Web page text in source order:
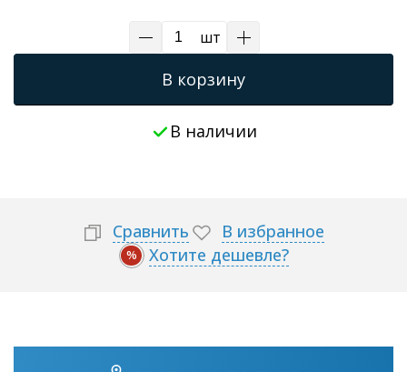
шт
В корзину
В наличии
Сравнить В избранное
% Хотите дешевле?